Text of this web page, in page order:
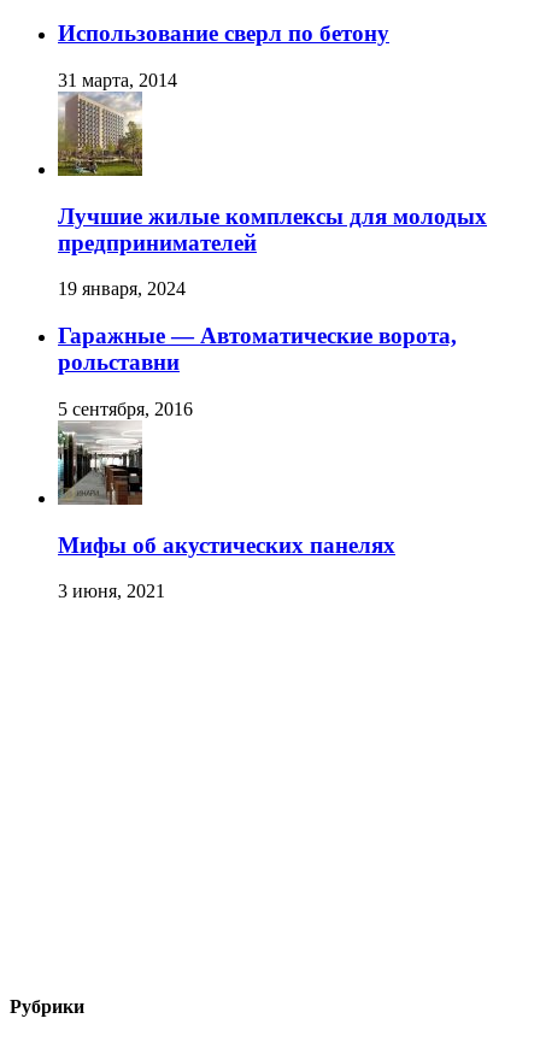
Использование сверл по бетону
31 марта, 2014
Лучшие жилые комплексы для молодых
предпринимателей
19 января, 2024
Гаражные — Автоматические ворота,
рольставни
5 сентября, 2016
Мифы об акустических панелях
3 июня, 2021
Рубрики